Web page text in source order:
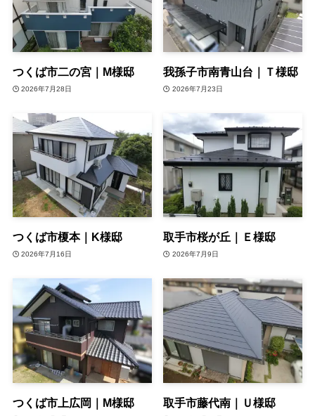
つくば市二の宮｜M様邸
2026年7月28日
我孫子市南青山台｜Ｔ様邸
2026年7月23日
つくば市榎本｜K様邸
2026年7月16日
取手市桜が丘｜Ｅ様邸
2026年7月9日
つくば市上広岡｜M様邸 取手市藤代南｜Ｕ様邸